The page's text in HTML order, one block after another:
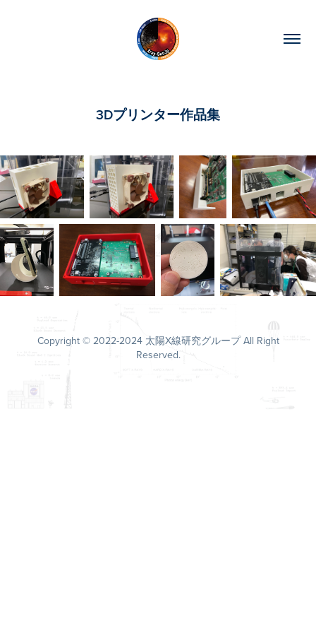
3Dプリンター作品集
Copyright © 2022-2024 太陽X線研究グループ All Right
Reserved.